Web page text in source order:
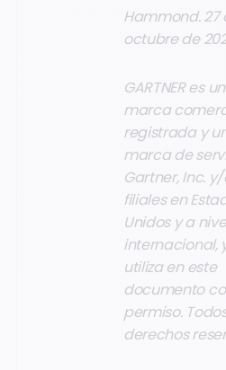
Hammond. 27
octubre de
GARTNER es
marca
registrada y
marca de
Gartner, Inc.
filiales en
Unidos y a
internacional,
utiliza en este
documento
permiso.
derechos